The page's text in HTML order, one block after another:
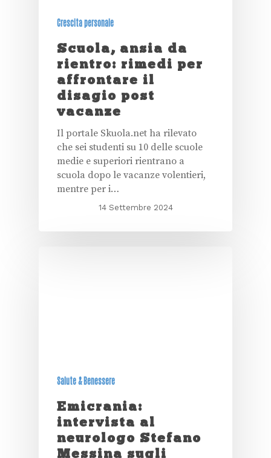
Crescita personale
Scuola, ansia da
rientro: rimedi per
affrontare il
disagio post
vacanze
Il portale Skuola.net ha rilevato
che sei studenti su 10 delle scuole
medie e superiori rientrano a
scuola dopo le vacanze volentieri,
mentre per i…
14 Settembre 2024
Salute & Benessere
Emicrania:
intervista al
neurologo Stefano
Messina sugli